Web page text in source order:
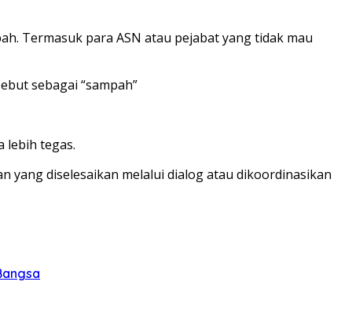
Termasuk para ASN atau pejabat yang tidak mau
sebagai “sampah”
lebih tegas.
yang diselesaikan melalui dialog atau dikoordinasikan